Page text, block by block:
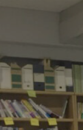
メッセージ